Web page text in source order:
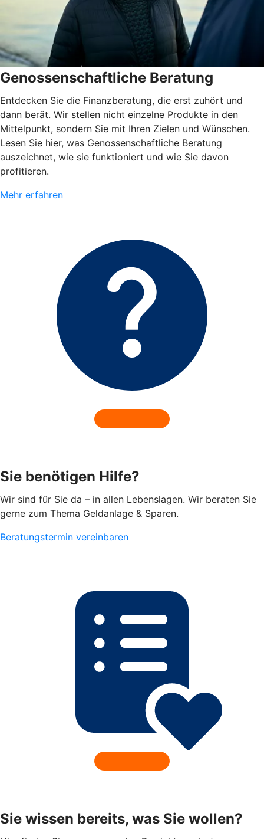
Genossenschaftliche Beratung
Entdecken Sie die Finanzberatung, die erst zuhört und
dann berät. Wir stellen nicht einzelne Produkte in den
Mittelpunkt, sondern Sie mit Ihren Zielen und Wünschen.
Lesen Sie hier, was Genossenschaftliche Beratung
auszeichnet, wie sie funktioniert und wie Sie davon
profitieren.
Mehr erfahren
Sie benötigen Hilfe?
Wir sind für Sie da – in allen Lebenslagen. Wir beraten Sie
gerne zum Thema Geldanlage & Sparen.
Beratungstermin vereinbaren
Sie wissen bereits, was Sie wollen?